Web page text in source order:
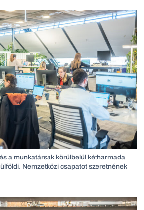
a munkatársak körülbelül kétharmada
Nemzetközi csapatot szeretnének